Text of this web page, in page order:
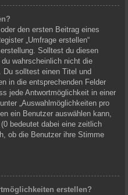
den ersten Beitrag eines
„Umfrage erstellen“
Solltest du diesen
wahrscheinlich nicht die
Du solltest einen Titel und
in die entsprechenden Felder
jede Antwortmöglichkeit in einer
„Auswahlmöglichkeiten pro
ein Benutzer auswählen kann,
bedeutet dabei eine zeitlich
ob die Benutzer ihre Stimme
erstellen?